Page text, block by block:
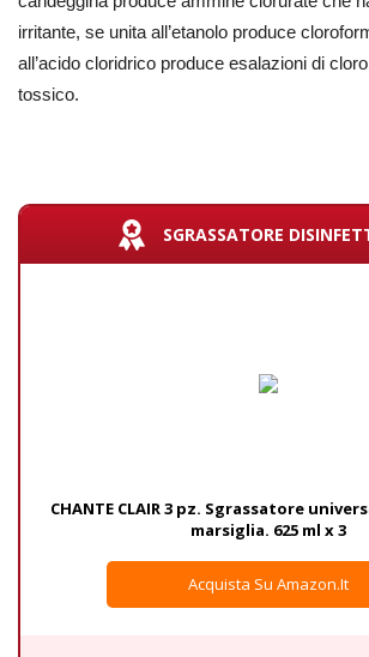
irritante, se unita all’etanolo produce
all’acido cloridrico produce esalazioni di
tossico.
SGRASSATORE
CHANTE CLAIR 3 pz. Sgrassatore
marsiglia. 625 ml x 3
Acquista Su Amazon.it